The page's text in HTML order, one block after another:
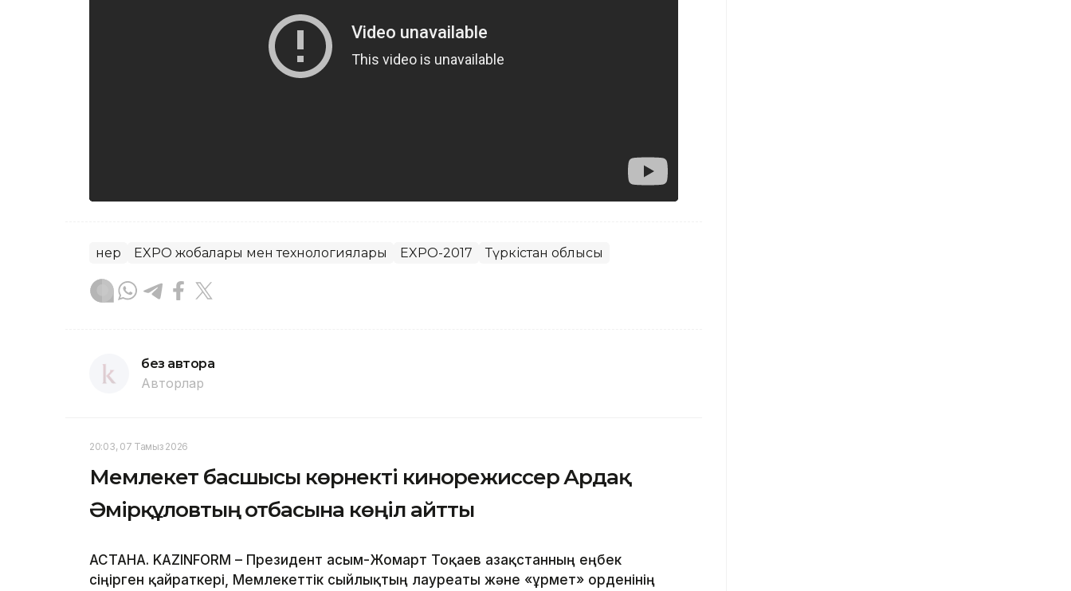
Өнер EXPO жобалары мен технологиялары EXPO-2017 Түркістан облысы
без автора
Авторлар
20:03, 07 Тамыз 2026
Мемлекет басшысы көрнекті кинорежиссер Ардақ
Әмірқұловтың отбасына көңіл айтты
АСТАНА. KAZINFORM – Президент Қасым-Жомарт Тоқаев Қазақстанның еңбек
сіңірген қайраткері, Мемлекеттік сыйлықтың лауреаты және «Құрмет» орденінің